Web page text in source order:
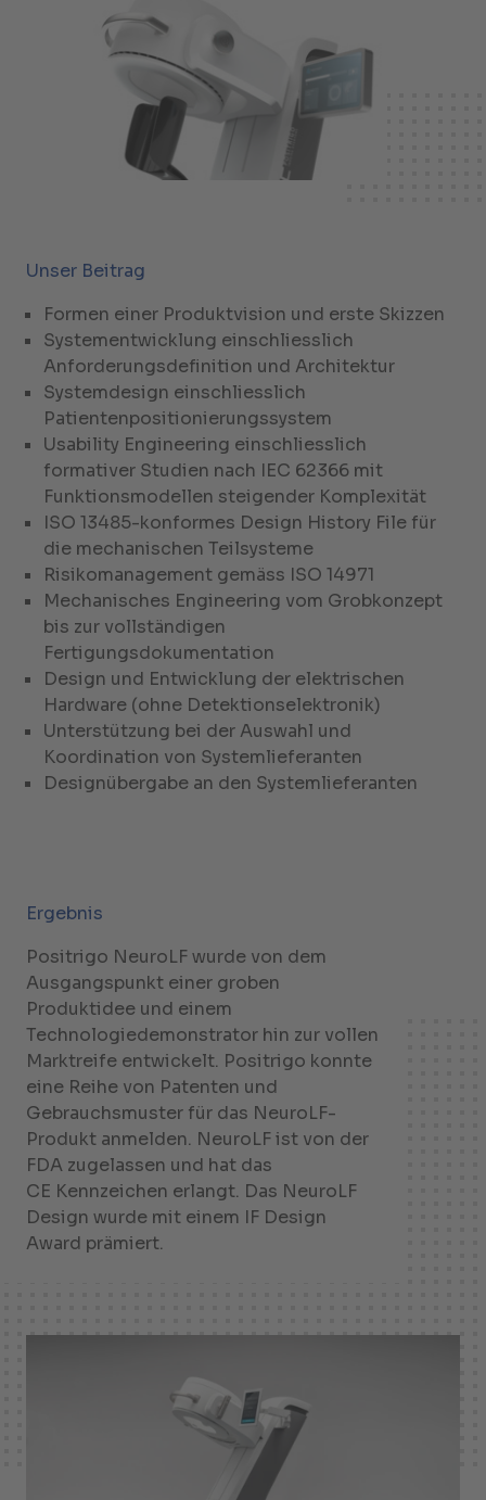
Unser Beitrag
Formen einer Produktvision und erste Skizzen
Systementwicklung einschliesslich
Anforderungsdefinition und Architektur
Systemdesign einschliesslich
Patientenpositionierungssystem
Usability Engineering einschliesslich
formativer Studien nach IEC 62366 mit
Funktionsmodellen steigender Komplexität
ISO 13485-konformes Design History File für
die mechanischen Teilsysteme
Risikomanagement gemäss ISO 14971
Mechanisches Engineering vom Grobkonzept
bis zur vollständigen
Fertigungsdokumentation
Design und Entwicklung der elektrischen
Hardware (ohne Detektionselektronik)
Unterstützung bei der Auswahl und
Koordination von Systemlieferanten
Designübergabe an den Systemlieferanten
Ergebnis
Positrigo NeuroLF wurde von dem
Ausgangspunkt einer groben
Produktidee und einem
Technologiedemonstrator hin zur vollen
Marktreife entwickelt. Positrigo konnte
eine Reihe von Patenten und
Gebrauchsmuster für das NeuroLF-
Produkt anmelden. NeuroLF ist von der
FDA zugelassen und hat das
CE Kennzeichen erlangt. Das NeuroLF
Design wurde mit einem IF Design
Award prämiert.